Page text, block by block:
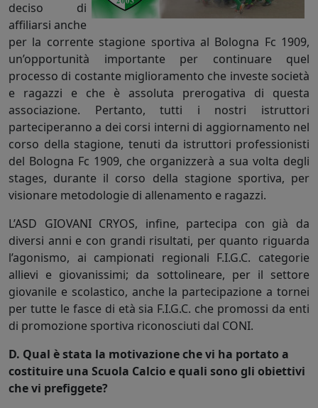
deciso di
affiliarsi anche
per la corrente stagione sportiva al Bologna Fc 1909,
un’opportunità importante per continuare quel
processo di costante miglioramento che investe società
e ragazzi e che è assoluta prerogativa di questa
associazione. Pertanto, tutti i nostri istruttori
parteciperanno a dei corsi interni di aggiornamento nel
corso della stagione, tenuti da istruttori professionisti
del Bologna Fc 1909, che organizzerà a sua volta degli
stages, durante il corso della stagione sportiva, per
visionare metodologie di allenamento e ragazzi.
L’ASD GIOVANI CRYOS, infine, partecipa con già da
diversi anni e con grandi risultati, per quanto riguarda
l’agonismo, ai campionati regionali F.I.G.C. categorie
allievi e giovanissimi; da sottolineare, per il settore
giovanile e scolastico, anche la partecipazione a tornei
per tutte le fasce di età sia F.I.G.C. che promossi da enti
di promozione sportiva riconosciuti dal CONI.
D. Qual è stata la motivazione che vi ha portato a
costituire una Scuola Calcio e quali sono gli obiettivi
che vi prefiggete?